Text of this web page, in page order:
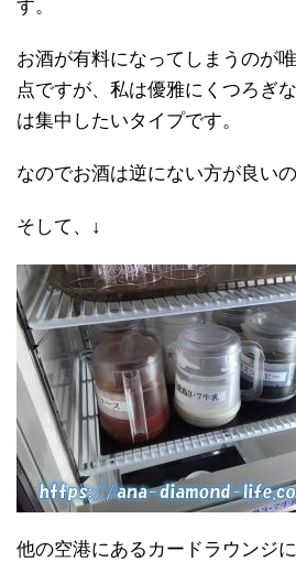
す。
お酒が有料になってしまうのが
点ですが、私は優雅にくつろぎ
は集中したいタイプです。
なのでお酒は逆にない方が良いの
そして、↓
他の空港にあるカードラウンジ